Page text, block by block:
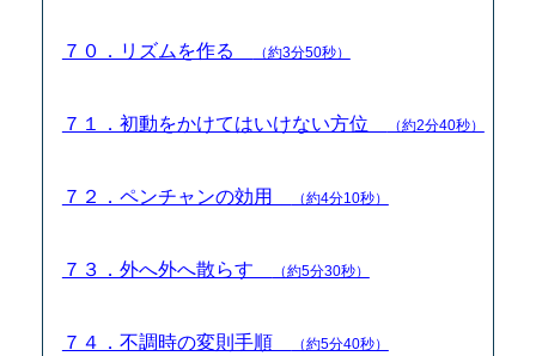
７０．リズムを作る （約3分50秒）
７１．初動をかけてはいけない方位 （約2分40秒）
７２．ペンチャンの効用 （約4分10秒）
７３．外へ外へ散らす （約5分30秒）
７４．不調時の変則手順 （約5分40秒）